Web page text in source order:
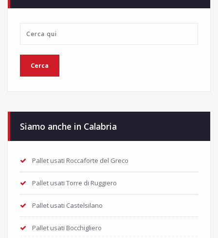
Siamo anche in Calabria
Pallet usati Roccaforte del Greco
Pallet usati Torre di Ruggiero
Pallet usati Castelsilano
Pallet usati Bocchigliero